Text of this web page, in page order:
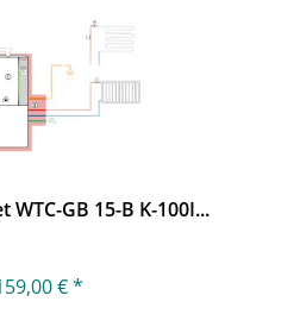
WTC-GB 15-B K-100I...
€ *